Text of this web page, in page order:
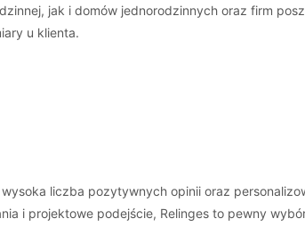
jak i domów jednorodzinnych oraz firm
u klienta.
liczba pozytywnych opinii oraz
i projektowe podejście, Relinges to pewny